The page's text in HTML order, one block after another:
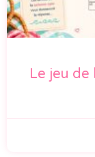
Le jeu de